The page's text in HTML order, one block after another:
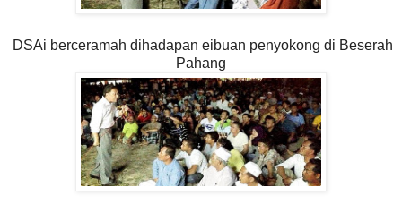
DSAi berceramah dihadapan eibuan penyokong di Beserah
Pahang